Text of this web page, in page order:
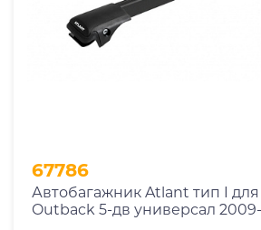
67786
Автобагажник Atlant тип I для
Outback 5-дв универсал